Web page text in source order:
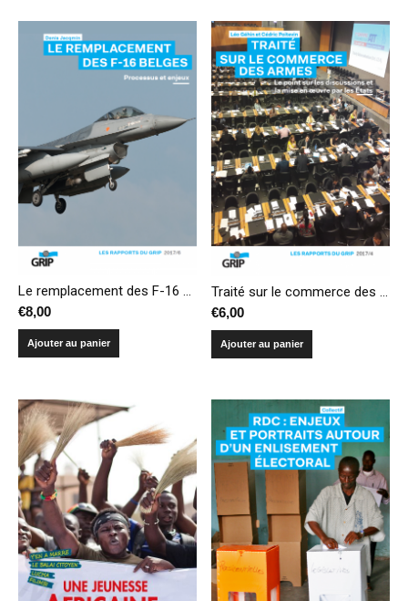
Le remplacement des F-16 belges : processus et enjeux
€8,00
Ajouter au panier
Traité sur le commerce des armes – Le point sur les discussions et la mise en oeuvre par les États
€6,00
Ajouter au panier